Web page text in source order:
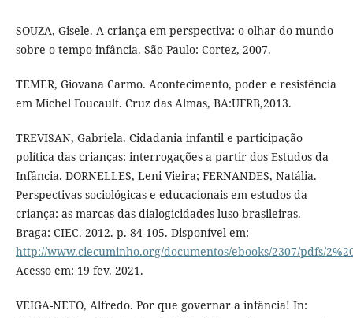
SOUZA, Gisele. A criança em perspectiva: o olhar do mundo
sobre o tempo infância. São Paulo: Cortez, 2007.
TEMER, Giovana Carmo. Acontecimento, poder e resistência
em Michel Foucault. Cruz das Almas, BA:UFRB,2013.
TREVISAN, Gabriela. Cidadania infantil e participação
política das crianças: interrogações a partir dos Estudos da
Infância. DORNELLES, Leni Vieira; FERNANDES, Natália.
Perspectivas sociológicas e educacionais em estudos da
criança: as marcas das dialogicidades luso-brasileiras.
Braga: CIEC. 2012. p. 84-105. Disponível em:
http://www.ciecuminho.org/documentos/ebooks/2307/pdfs/
Acesso em: 19 fev. 2021.
VEIGA-NETO, Alfredo. Por que governar a infância! In: